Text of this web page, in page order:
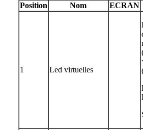
Position Nom ECRAN
1 Led virtuelles